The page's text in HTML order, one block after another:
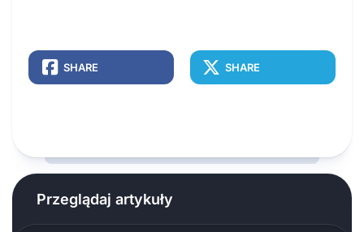
SHARE SHARE
Przeglądaj artykuły